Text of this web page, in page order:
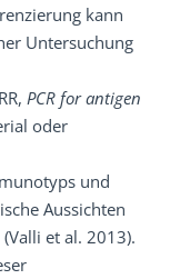
kann
Untersuchung
PCR for antigen
oder
und
Aussichten
et al. 2013).